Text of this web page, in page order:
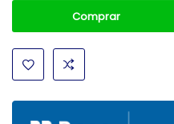
Comprar